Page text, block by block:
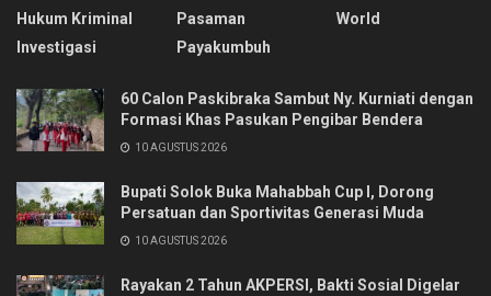
Hukum Kriminal
Investigasi
Pasaman
Payakumbuh
World
60 Calon Paskibraka Sambut Ny. Kurniati dengan
Formasi Khas Pasukan Pengibar Bendera
10 AGUSTUS 2026
Bupati Solok Buka Mahabbah Cup I, Dorong
Persatuan dan Sportivitas Generasi Muda
10 AGUSTUS 2026
Rayakan 2 Tahun AKPERSI, Bakti Sosial Digelar